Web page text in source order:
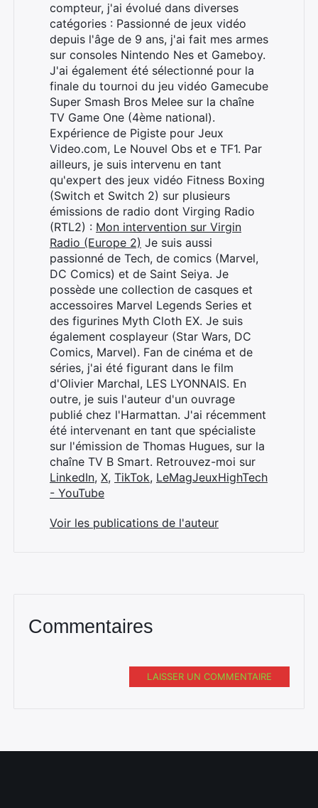
compteur, j'ai évolué dans diverses
catégories : Passionné de jeux vidéo
depuis l'âge de 9 ans, j'ai fait mes armes
sur consoles Nintendo Nes et Gameboy.
J'ai également été sélectionné pour la
finale du tournoi du jeu vidéo Gamecube
Super Smash Bros Melee sur la chaîne
TV Game One (4ème national).
Expérience de Pigiste pour Jeux
Video.com, Le Nouvel Obs et e TF1. Par
ailleurs, je suis intervenu en tant
qu'expert des jeux vidéo Fitness Boxing
(Switch et Switch 2) sur plusieurs
émissions de radio dont Virging Radio
(RTL2) : Mon intervention sur Virgin
Radio (Europe 2) Je suis aussi
passionné de Tech, de comics (Marvel,
DC Comics) et de Saint Seiya. Je
possède une collection de casques et
accessoires Marvel Legends Series et
des figurines Myth Cloth EX. Je suis
également cosplayeur (Star Wars, DC
Comics, Marvel). Fan de cinéma et de
séries, j'ai été figurant dans le film
d'Olivier Marchal, LES LYONNAIS. En
outre, je suis l'auteur d'un ouvrage
publié chez l'Harmattan. J'ai récemment
été intervenant en tant que spécialiste
sur l'émission de Thomas Hugues, sur la
chaîne TV B Smart. Retrouvez-moi sur
LinkedIn, X, TikTok, LeMagJeuxHighTech
- YouTube
Voir les publications de l'auteur
Commentaires
LAISSER UN COMMENTAIRE